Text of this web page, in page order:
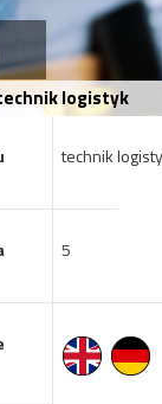
logistyk
technik
5